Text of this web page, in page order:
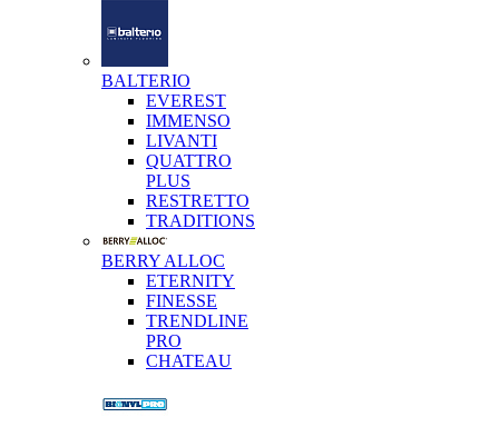
BALTERIO
EVEREST
IMMENSO
LIVANTI
QUATTRO
PLUS
RESTRETTO
TRADITIONS
BERRY ALLOC
ETERNITY
FINESSE
TRENDLINE
PRO
CHATEAU